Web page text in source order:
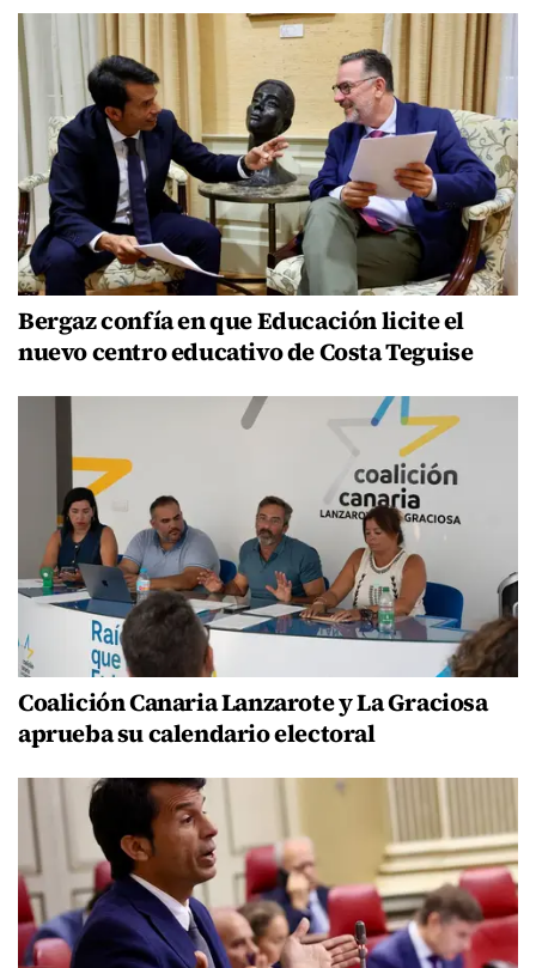
Bergaz confía en que Educación licite el
nuevo centro educativo de Costa Teguise
Coalición Canaria Lanzarote y La Graciosa
aprueba su calendario electoral